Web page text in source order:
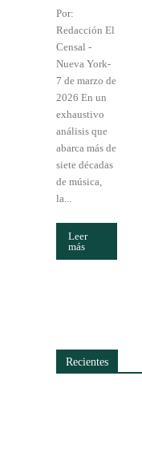
Por:
Redacción El
Censal -
Nueva York-
7 de marzo de
2026 En un
exhaustivo
análisis que
abarca más de
siete décadas
de música,
la...
Leer
más
Recientes